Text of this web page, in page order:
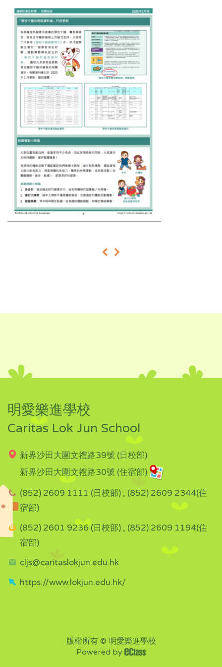
« »
明愛樂進學校
Caritas Lok Jun School
新界沙田大圍文禮路39號 (日校部)
新界沙田大圍文禮路30號 (住宿部)
(852) 2609 1111 (日校部) , (852) 2609 2344(住
宿部)
(852) 2601 9236 (日校部) , (852) 2609 1194(住
宿部)
cljs@caritaslokjun.edu.hk
https://www.lokjun.edu.hk/
版權所有 © 明愛樂進學校
Powered by